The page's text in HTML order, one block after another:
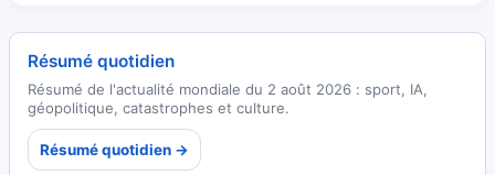
Résumé quotidien
Résumé de l'actualité mondiale du 2 août 2026 : sport, IA,
géopolitique, catastrophes et culture.
Résumé quotidien →